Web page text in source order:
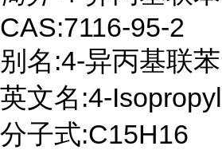
CAS:7116-95-2
别名:4-异丙基联苯
英文名:4-
分子式:C15H16